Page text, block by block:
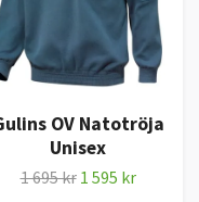
OV Natotröja
Unisex
1 695 kr 1 595 kr